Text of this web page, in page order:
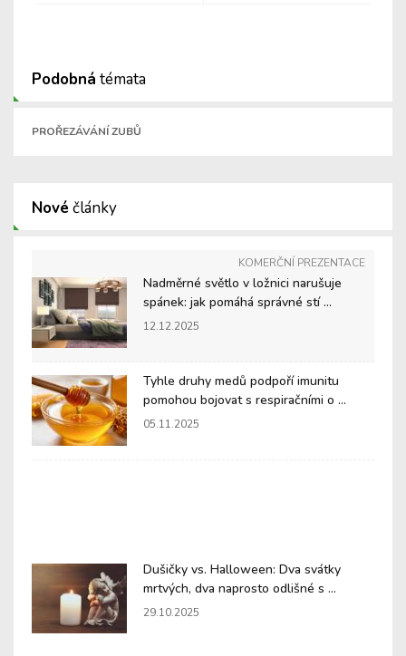
Podobná témata
PROŘEZÁVÁNÍ ZUBŮ
Nové články
KOMERČNÍ PREZENTACE
Nadměrné světlo v ložnici narušuje
spánek: jak pomáhá správné stí ...
12.12.2025
Tyhle druhy medů podpoří imunitu
pomohou bojovat s respiračními o ...
05.11.2025
Dušičky vs. Halloween: Dva svátky
mrtvých, dva naprosto odlišné s ...
29.10.2025